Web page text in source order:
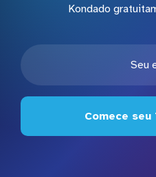
Kondado
Comece